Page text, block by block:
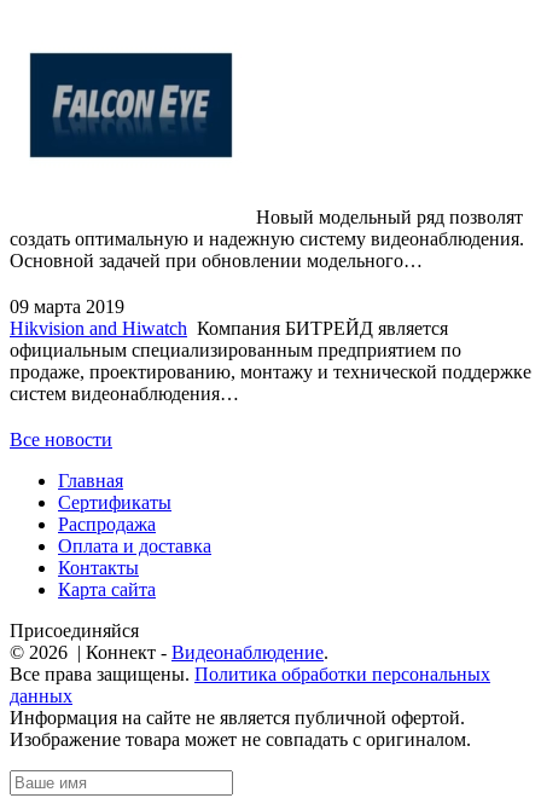
Новый модельный ряд позволят
создать оптимальную и надежную систему видеонаблюдения.
Основной задачей при обновлении модельного…
09 марта 2019
Hikvision and Hiwatch Компания БИТРЕЙД является
официальным специализированным предприятием по
продаже, проектированию, монтажу и технической поддержке
систем видеонаблюдения…
Все новости
Главная
Сертификаты
Распродажа
Оплата и доставка
Контакты
Карта сайта
Присоединяйся
© 2026 | Коннект - Видеонаблюдение.
Все права защищены. Политика обработки персональных
данных
Информация на сайте не является публичной офертой.
Изображение товара может не совпадать с оригиналом.